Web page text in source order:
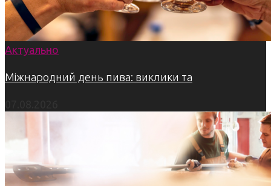
Актуально
Міжнародний день пива: виклики та